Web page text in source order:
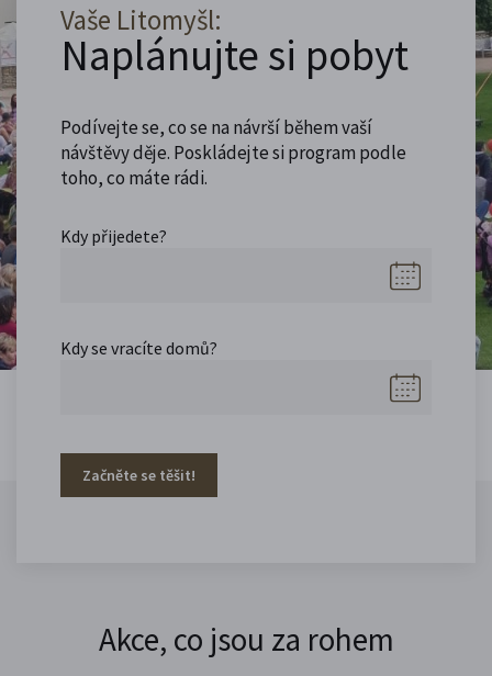
Vaše Litomyšl:
Naplánujte si pobyt
Podívejte se, co se na návrší během vaší
návštěvy děje. Poskládejte si program podle
toho, co máte rádi.
Kdy přijedete?
Kdy se vracíte domů?
Začněte se těšit!
Akce, co jsou za rohem